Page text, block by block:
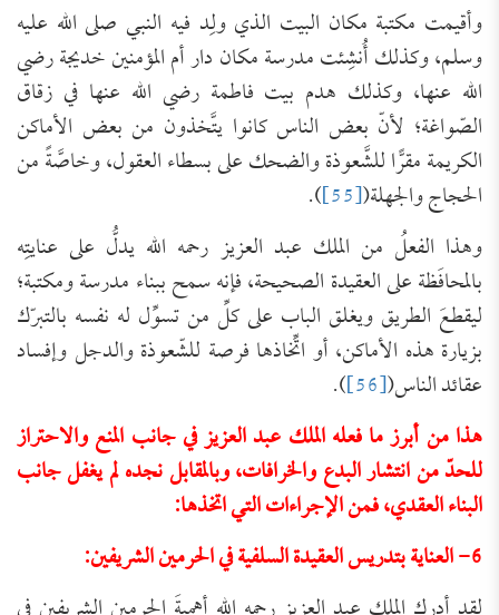
وأقيمت مكتبة مكان البيت الذي ولِد فيه النبي صلى الله عليه
وسلم، وكذلك أُنشِئت مدرسة مكان دار أم المؤمنين خديجة رضي
الله عنها، وكذلك هدم بيت فاطمة رضي الله عنها في زقاق
الصّواغة؛ لأنّ بعض الناس كانوا يتَّخذون من بعض الأماكن
الكريمة مقرًّا للشَّعوذة والضحك على بسطاء العقول، وخاصَّةً من
الحجاج والجهلة([55]
).
وهذا الفعلُ من الملك عبد العزيز رحمه الله يدلُّ على عنايتِه
بالمحافَظة على العقيدة الصحيحة، فإنه سمح ببناء مدرسة ومكتبة؛
ليقطعَ الطريق ويغلق الباب على كلِّ من تسوِّل له نفسه بالتبرّك
بزيارة هذه الأماكن، أو اتِّخاذها فرصة للشّعوذة والدجل وإفساد
عقائد الناس([56]
).
هذا من أبرز ما فعله الملك عبد العزيز في جانب المنع والاحتراز
للحدّ من انتشار البدع والخرافات، وبالمقابل نجده لم يغفل جانب
البناء العقدي، فمن الإجراءات التي اتخذها:
6- العناية بتدريس العقيدة السلفية في الحرمين الشريفين: